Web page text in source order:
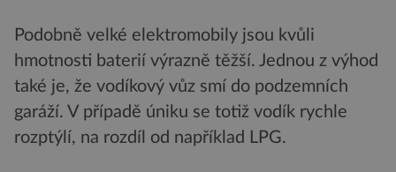
Podobně velké elektromobily jsou kvůli
hmotnosti baterií výrazně těžší. Jednou z výhod
také je, že vodíkový vůz smí do podzemních
garáží. V případě úniku se totiž vodík rychle
rozptýlí, na rozdíl od například LPG.